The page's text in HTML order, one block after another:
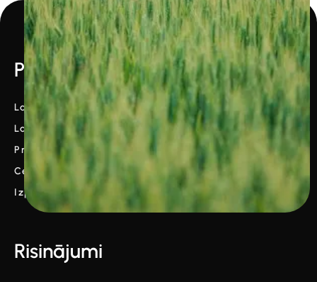
Produkts
Laikapstākļu stacija
Laikapstākļu lietotne
Prognoze
Cenas
Izplatītāji
Risinājumi